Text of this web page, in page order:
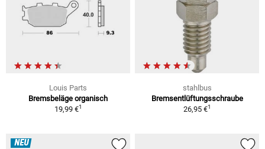
Louis Parts
Bremsbeläge organisch
19,99 €1
stahlbus
Bremsentlüftungsschraube
26,95 €1
NEU